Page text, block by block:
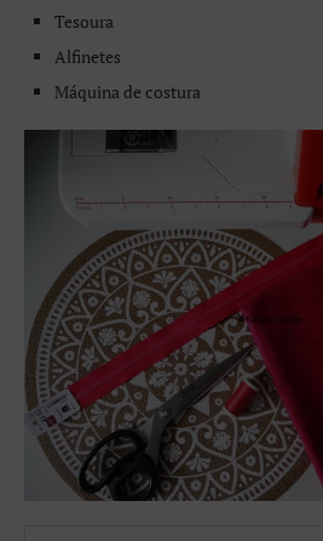
Tesoura
Alfinetes
Máquina de costura